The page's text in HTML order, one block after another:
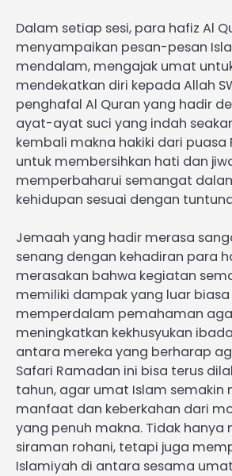
Dalam setiap sesi, para hafiz Al
menyampaikan pesan-pesan
mendalam, mengajak umat
mendekatkan diri kepada Allah
penghafal Al Quran yang hadir
ayat-ayat suci yang indah
kembali makna hakiki dari puasa
untuk membersihkan hati dan
memperbaharui semangat
kehidupan sesuai dengan
Jemaah yang hadir merasa
senang dengan kehadiran para
merasakan bahwa kegiatan
memiliki dampak yang luar
memperdalam pemahaman
meningkatkan kekhusyukan
antara mereka yang berharap
Safari Ramadan ini bisa terus
tahun, agar umat Islam semakin
manfaat dan keberkahan dari
yang penuh makna. Tidak hanya
siraman rohani, tetapi juga
Islamiyah di antara sesama